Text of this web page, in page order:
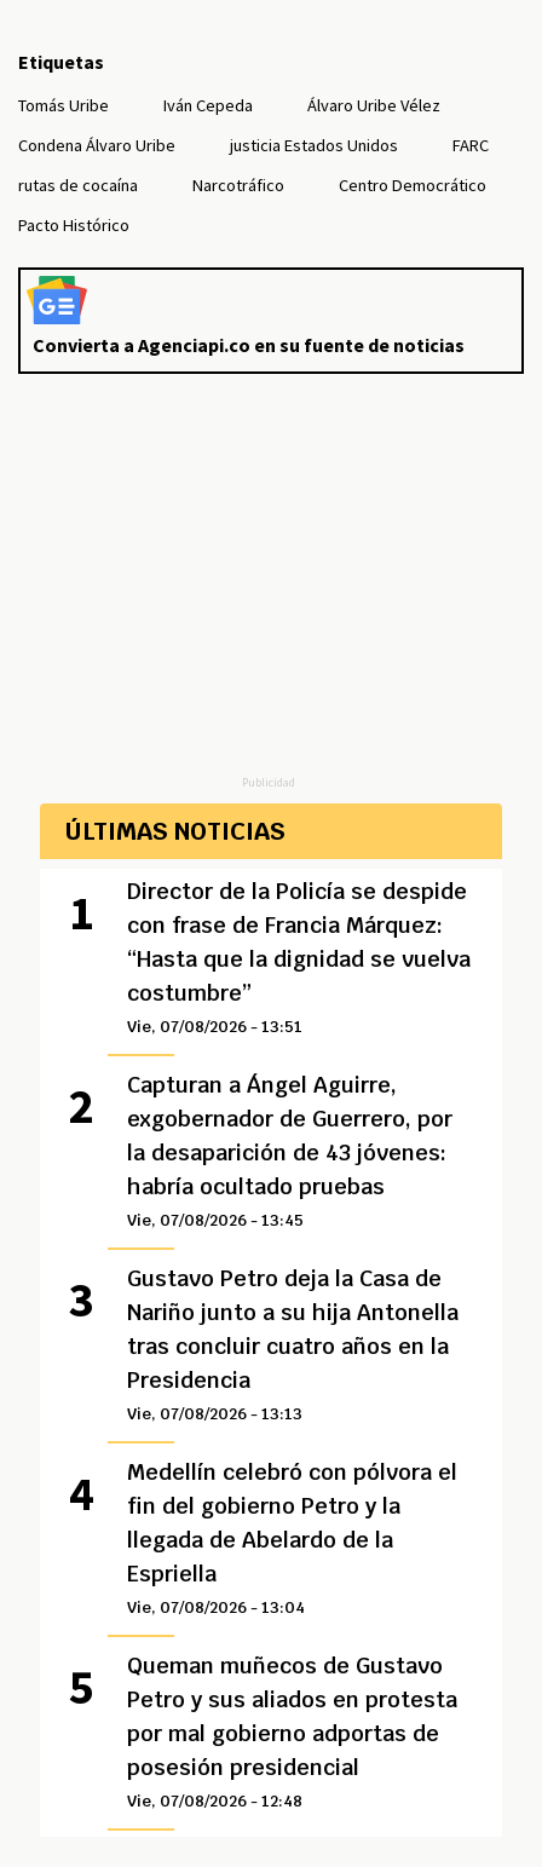
Etiquetas
Tomás Uribe Iván Cepeda
Álvaro Uribe Vélez
Condena Álvaro Uribe
justicia Estados Unidos
FARC
rutas de cocaína
Narcotráfico
Centro Democrático
Pacto Histórico
Convierta a Agenciapi.co en su fuente de noticias
Publicidad
ÚLTIMAS NOTICIAS
Director de la Policía se despide
con frase de Francia Márquez:
“Hasta que la dignidad se vuelva
costumbre”
Vie, 07/08/2026 - 13:51
Capturan a Ángel Aguirre,
exgobernador de Guerrero, por
la desaparición de 43 jóvenes:
habría ocultado pruebas
Vie, 07/08/2026 - 13:45
Gustavo Petro deja la Casa de
Nariño junto a su hija Antonella
tras concluir cuatro años en la
Presidencia
Vie, 07/08/2026 - 13:13
Medellín celebró con pólvora el
fin del gobierno Petro y la
llegada de Abelardo de la
Espriella
Vie, 07/08/2026 - 13:04
Queman muñecos de Gustavo
Petro y sus aliados en protesta
por mal gobierno adportas de
posesión presidencial
Vie, 07/08/2026 - 12:48